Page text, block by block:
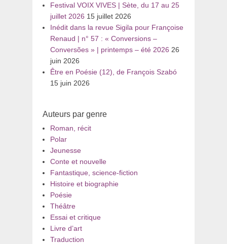
Festival VOIX VIVES | Sète, du 17 au 25
juillet 2026 15 juillet 2026
Inédit dans la revue Sigila pour Françoise
Renaud | n° 57 : « Conversions –
Conversões » | printemps – été 2026 26
juin 2026
Être en Poésie (12), de François Szabó
15 juin 2026
Auteurs par genre
Roman, récit
Polar
Jeunesse
Conte et nouvelle
Fantastique, science-fiction
Histoire et biographie
Poésie
Théâtre
Essai et critique
Livre d’art
Traduction